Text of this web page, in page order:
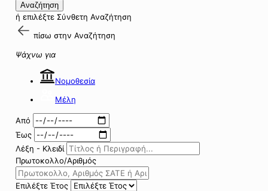
Αναζήτηση
ή επιλέξτε Σύνθετη Αναζήτηση
πίσω στην Αναζήτηση
Ψάχνω για
Νομοθεσία
Μέλη
Από
Έως
Λέξη - Κλειδί
Πρωτοκολλο/Αριθμός
Επιλέξτε Έτος